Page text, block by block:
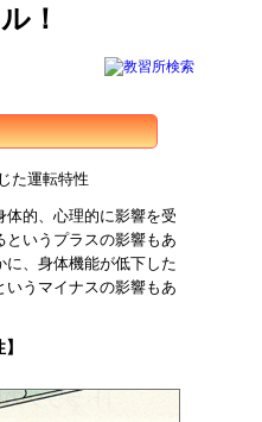
体的、心理的に影響を受
というプラスの影響もあ
に、身体機能が低下した
いうマイナスの影響もあ